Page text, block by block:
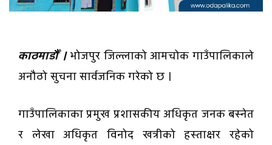
काठमाडौँ ।भोजपुर जिल्लाको आमचोक गाउँपालिकाले
अनौठो सुचना सार्वजनिक गरेको छ ।
गाउँपालिकाका प्रमुख प्रशासकीय अधिकृत जनक बस्नेत
र लेखा अधिकृत विनोद खत्रीको हस्ताक्षर रहेको